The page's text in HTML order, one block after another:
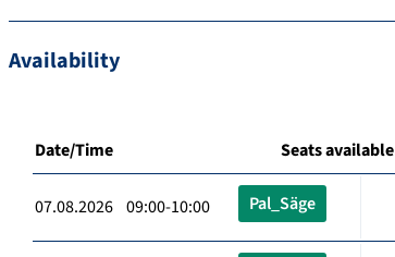
Availability
Date/Time Seats available
07.08.2026 09:00-10:00 Pal_Säge